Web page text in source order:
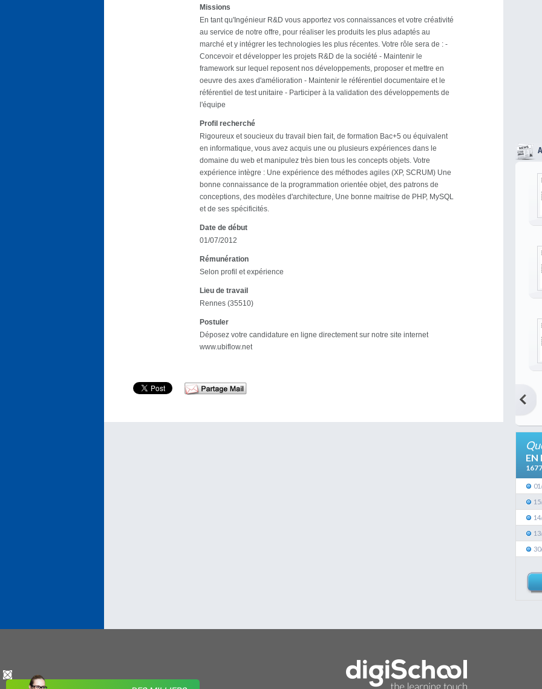
Missions
En tant qu'Ingénieur R&D vous apportez vos connaissances et votre créativité
au service de notre offre, pour réaliser les produits les plus adaptés au
marché et y intégrer les technologies les plus récentes. Votre rôle sera de : -
Concevoir et développer les projets R&D de la société - Maintenir le
framework sur lequel reposent nos développements, proposer et mettre en
oeuvre des axes d'amélioration - Maintenir le référentiel documentaire et le
référentiel de test unitaire - Participer à la validation des développements de
l'équipe
Profil recherché
Rigoureux et soucieux du travail bien fait, de formation Bac+5 ou équivalent
en informatique, vous avez acquis une ou plusieurs expériences dans le
domaine du web et manipulez très bien tous les concepts objets. Votre
expérience intègre : Une expérience des méthodes agiles (XP, SCRUM) Une
bonne connaissance de la programmation orientée objet, des patrons de
conceptions, des modèles d'architecture, Une bonne maitrise de PHP, MySQL
et de ses spécificités.
Date de début
01/07/2012
Rémunération
Selon profil et expérience
Lieu de travail
Rennes (35510)
Postuler
Déposez votre candidature en ligne directement sur notre site internet
www.ubiflow.net
EN